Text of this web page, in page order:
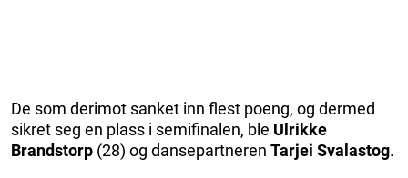
De som derimot sanket inn flest poeng, og dermed
sikret seg en plass i semifinalen, ble Ulrikke
Brandstorp (28) og dansepartneren Tarjei Svalastog.